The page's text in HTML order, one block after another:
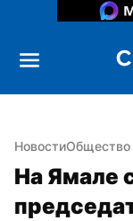
НовостиОбщество
На Ямале